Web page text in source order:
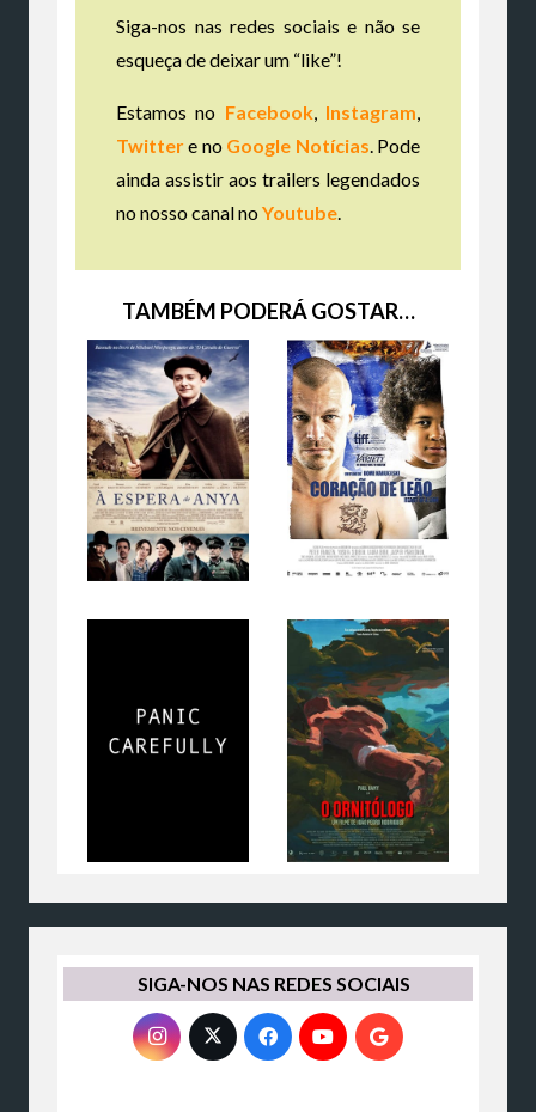
Siga-nos nas redes sociais e não se
esqueça de deixar um “like”!
Estamos no Facebook, Instagram
Twittere no Google Notícias . Pode
ainda assistir aos trailers legendados
no nosso canal noYoutube
TAMBÉM PODERÁ GOSTAR…
SIGA-NOS NAS REDES SOCIAIS